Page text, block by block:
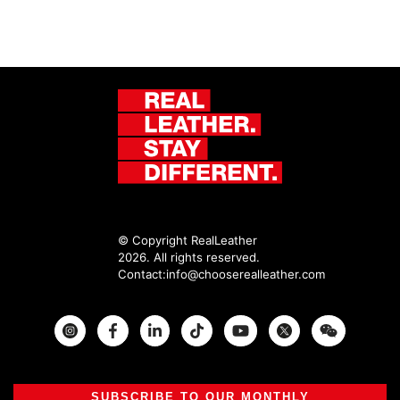
© Copyright RealLeather
2026. All rights reserved.
Contact:info@chooserealleather.com
InstagramFacebook Twitter
SUBSCRIBE TO OUR MONTHLY